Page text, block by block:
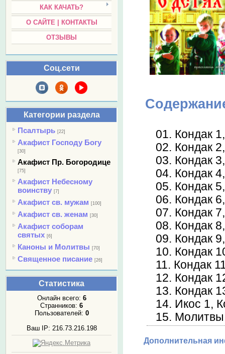
КАК КАЧАТЬ?
О САЙТЕ | КОНТАКТЫ
ОТЗЫВЫ
Соц.сети
Категории раздела
Псалтырь [22]
Акафист Господу Богу
[30]
Акафист Пр. Богородице
[75]
Акафист Небесному
воинству [7]
Акафист св. мужам [100]
Акафист св. женам [30]
Акафист соборам
святых [6]
Каноны и Молитвы [70]
Священное писание [26]
Статистика
Онлайн всего: 6
Странников: 6
Пользователей: 0
Ваш IP: 216.73.216.198
01. Кондак
02. Кондак
03. Кондак
04. Кондак
05. Кондак
06. Кондак
07. Кондак
08. Кондак
09. Кондак
10. Кондак
11. Кондак
12. Кондак
13. Кондак
14. Икос 1,
15. Молитвы
Дополнительная